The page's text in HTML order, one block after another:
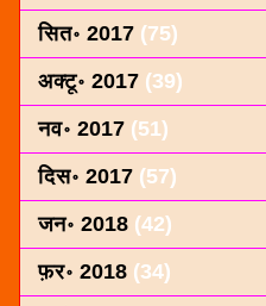
सित॰ 2017 (75)
अक्टू॰ 2017 (39)
नव॰ 2017 (51)
दिस॰ 2017 (57)
जन॰ 2018 (42)
फ़र॰ 2018 (34)